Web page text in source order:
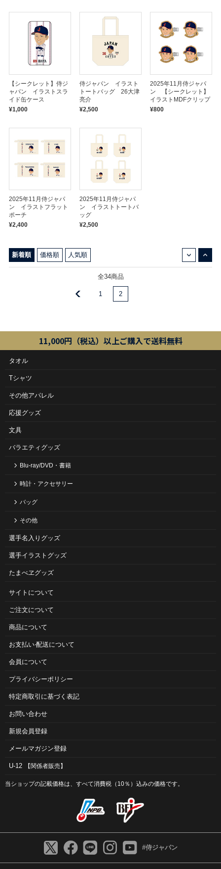
【シークレット】侍ジ
ャパン イラストスラ
イド缶ケース
¥1,000
侍ジャパン イラスト
トートバッグ 26大津
亮介
¥2,500
2025年11月侍ジャパ
ン 【シークレット】
イラストMDFクリップ
¥800
2025年11月侍ジャパ
ン イラストフラット
ポーチ
¥2,400
2025年11月侍ジャパ
ン イラストトートバ
ッグ
¥2,500
新着順 価格順 人気順
全34商品
1 2
11,000円（税込）以上ご購入で送料無料
タオル
Tシャツ
その他アパレル
応援グッズ
文具
バラエティグッズ
Blu-ray/DVD・書籍
時計・アクセサリー
バッグ
その他
選手名入りグッズ
選手イラストグッズ
たまべヱグッズ
サイトについて
ご注⽂について
商品について
お⽀払い‧配送について
会員について
プライバシーポリシー
特定商取引に基づく表記
お問い合わせ
新規会員登録
メールマガジン登録
U-12 【関係者販売】
当ショップの記載価格は、すべて消費税（10％）込みの価格です。
#侍ジャパン